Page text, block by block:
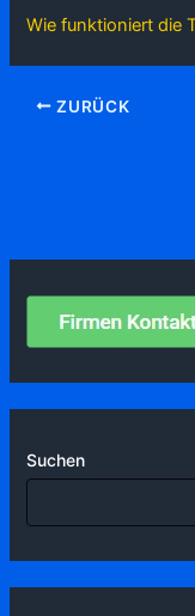
Suchen
Wie funktioniert die
ZURÜCK